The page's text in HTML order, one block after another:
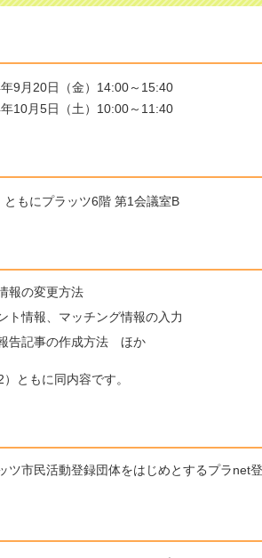
年9月20日（金）14:00～15:40
年10月5日（土）10:00～11:40
ともにプラッツ6階 第1会議室B
報の変更方法
ト情報、マッチング情報の入力
告記事の作成方法 ほか
ともに同内容です。
ツ市民活動登録団体をはじめとするプラnet